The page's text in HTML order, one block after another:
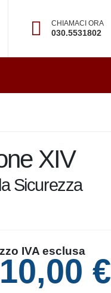
CHIAMACI ORA
030.5531802
XIV
Sicurezza
IVA esclusa
€